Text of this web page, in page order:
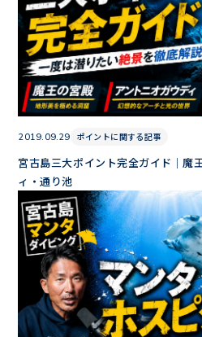
2019.09.29 ポイントに関する記事
宮古島三大ポイント完全ガイド｜魔
ィ・通り池